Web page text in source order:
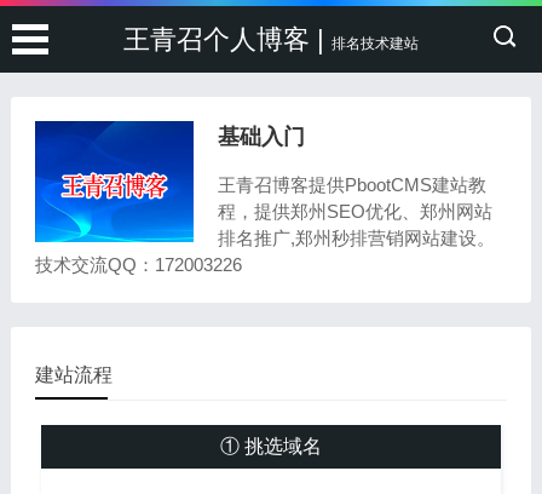
王青召个人博客 | 排名技术建站
基础入门
王青召博客提供PbootCMS建站教
程，提供郑州SEO优化、郑州网站
排名推广,郑州秒排营销网站建设。
技术交流QQ：172003226
建站流程
① 挑选域名